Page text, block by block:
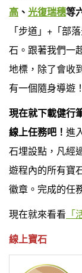
高 、 光復瑞穗等
「步道」+「部
石。跟著我們一
地標，除了會收
有一個隨身導遊！
現在就下載健行
線上任務吧！ 進
石埋設點，凡經
遊程內的所有寶
徽章。完成的任
現在就來看看 「
線上寶石